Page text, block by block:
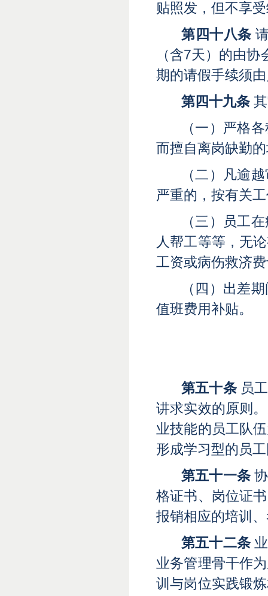
贴照发，但不享
第四十八条
（含7天）的由
期的请假手续须
第四十九条
（一）严格
而擅自离岗缺勤
（二）凡逾
严重的，按有关
（三）员工
人帮工等等，无
工资或病伤救济
（四）出差
值班费用补贴。
第五十条 员
讲求实效的原则
业技能的员工队
形成学习型的员
第五十一条
格证书、岗位证
报销相应的培训
第五十二条
业务管理骨干作
训与岗位实践锻